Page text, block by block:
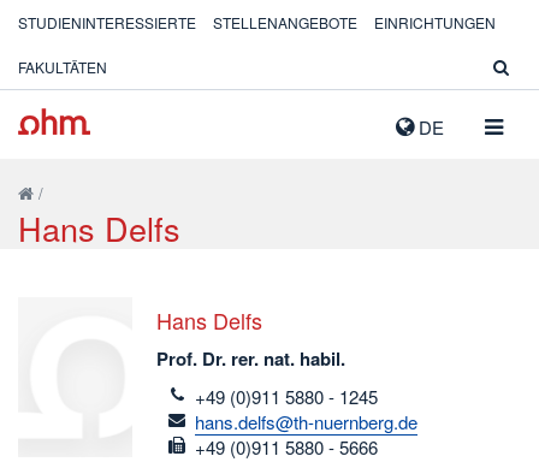
DE
STUDIENINTERESSIERTE STELLENANGEBOTE EINRICHTUNGEN
FAKULTÄTEN
/
Hans Delfs
Hans Delfs
Prof. Dr. rer. nat. habil.
telefon
+49 (0)911 5880 - 1245
email
hans.delfs@th-nuernberg.de
fax
+49 (0)911 5880 - 5666